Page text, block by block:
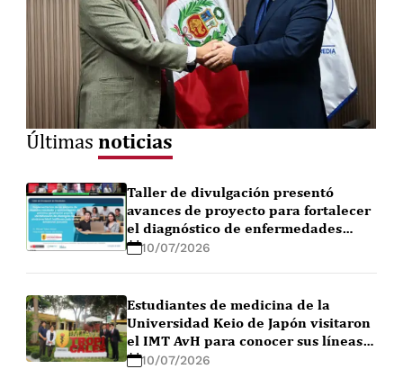
Últimasnoticias
Taller de divulgación presentó
avances de proyecto para fortalecer
el diagnóstico de enfermedades
febriles en la Amazonía peruana
10/07/2026
Estudiantes de medicina de la
Universidad Keio de Japón visitaron
el IMT AvH para conocer sus líneas
de investigación
10/07/2026